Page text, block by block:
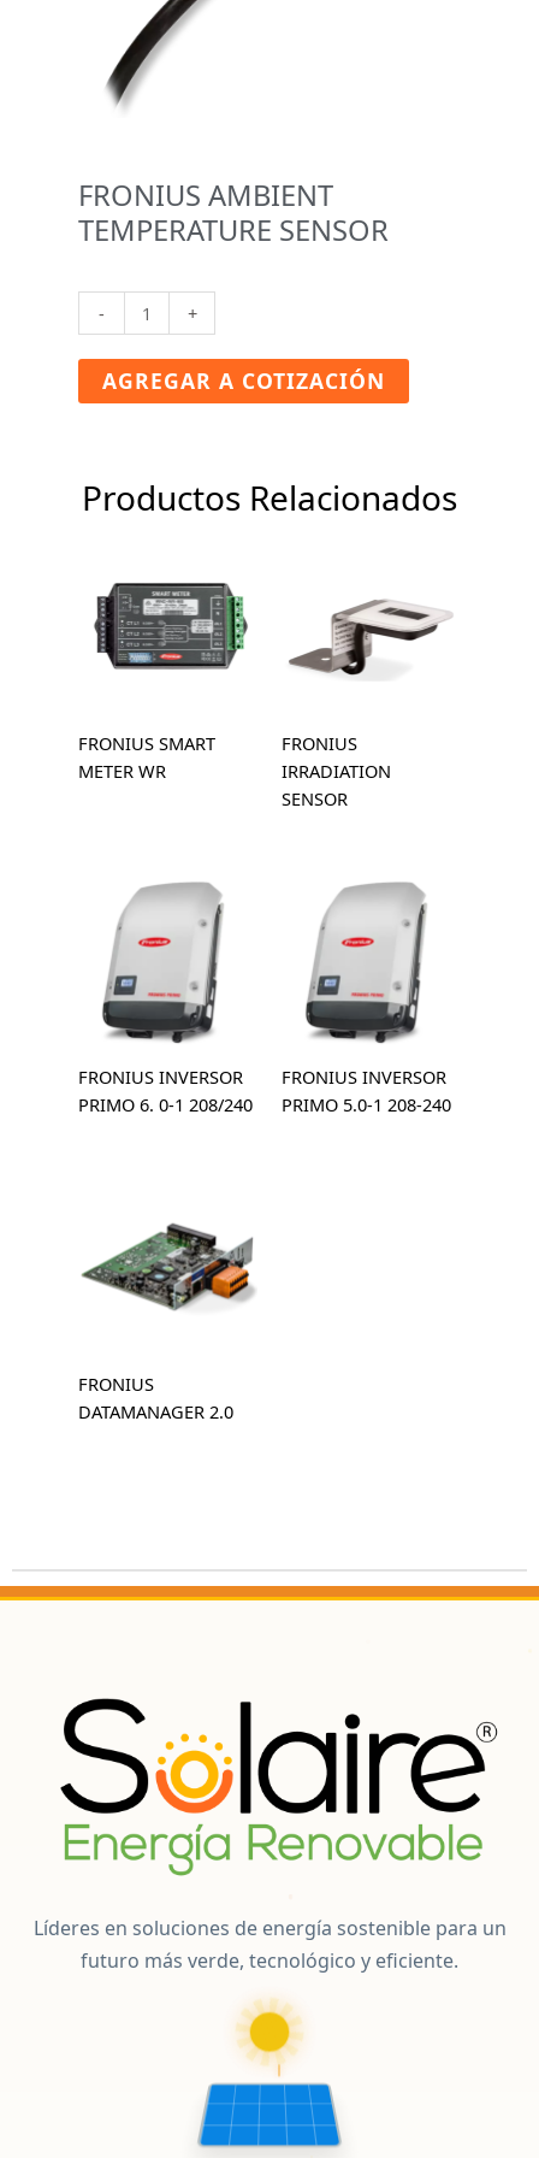
FRONIUS AMBIENT
TEMPERATURE SENSOR
-
FRONIUS
AMBIENT
TEMPERATURE
SENSOR
+
AGREGAR A COTIZACIÓN
Productos Relacionados
FRONIUS SMART
METER WR
FRONIUS
IRRADIATION
SENSOR
FRONIUS INVERSOR
PRIMO 6. 0-1 208/240
FRONIUS INVERSOR
PRIMO 5.0-1 208-240
FRONIUS
DATAMANAGER 2.0
Líderes en soluciones de energía sostenible para un
futuro más verde, tecnológico y eficiente.